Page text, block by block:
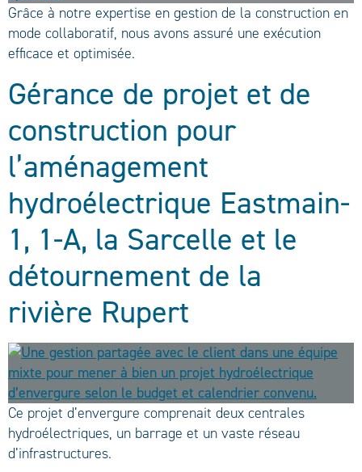
Grâce à notre expertise en gestion de la construction en
mode collaboratif, nous avons assuré une exécution
efficace et optimisée.
Gérance de projet et de
construction pour
l’aménagement
hydroélectrique Eastmain-
1, 1-A, la Sarcelle et le
détournement de la
rivière Rupert
Ce projet d’envergure comprenait deux centrales
hydroélectriques, un barrage et un vaste réseau
d’infrastructures.